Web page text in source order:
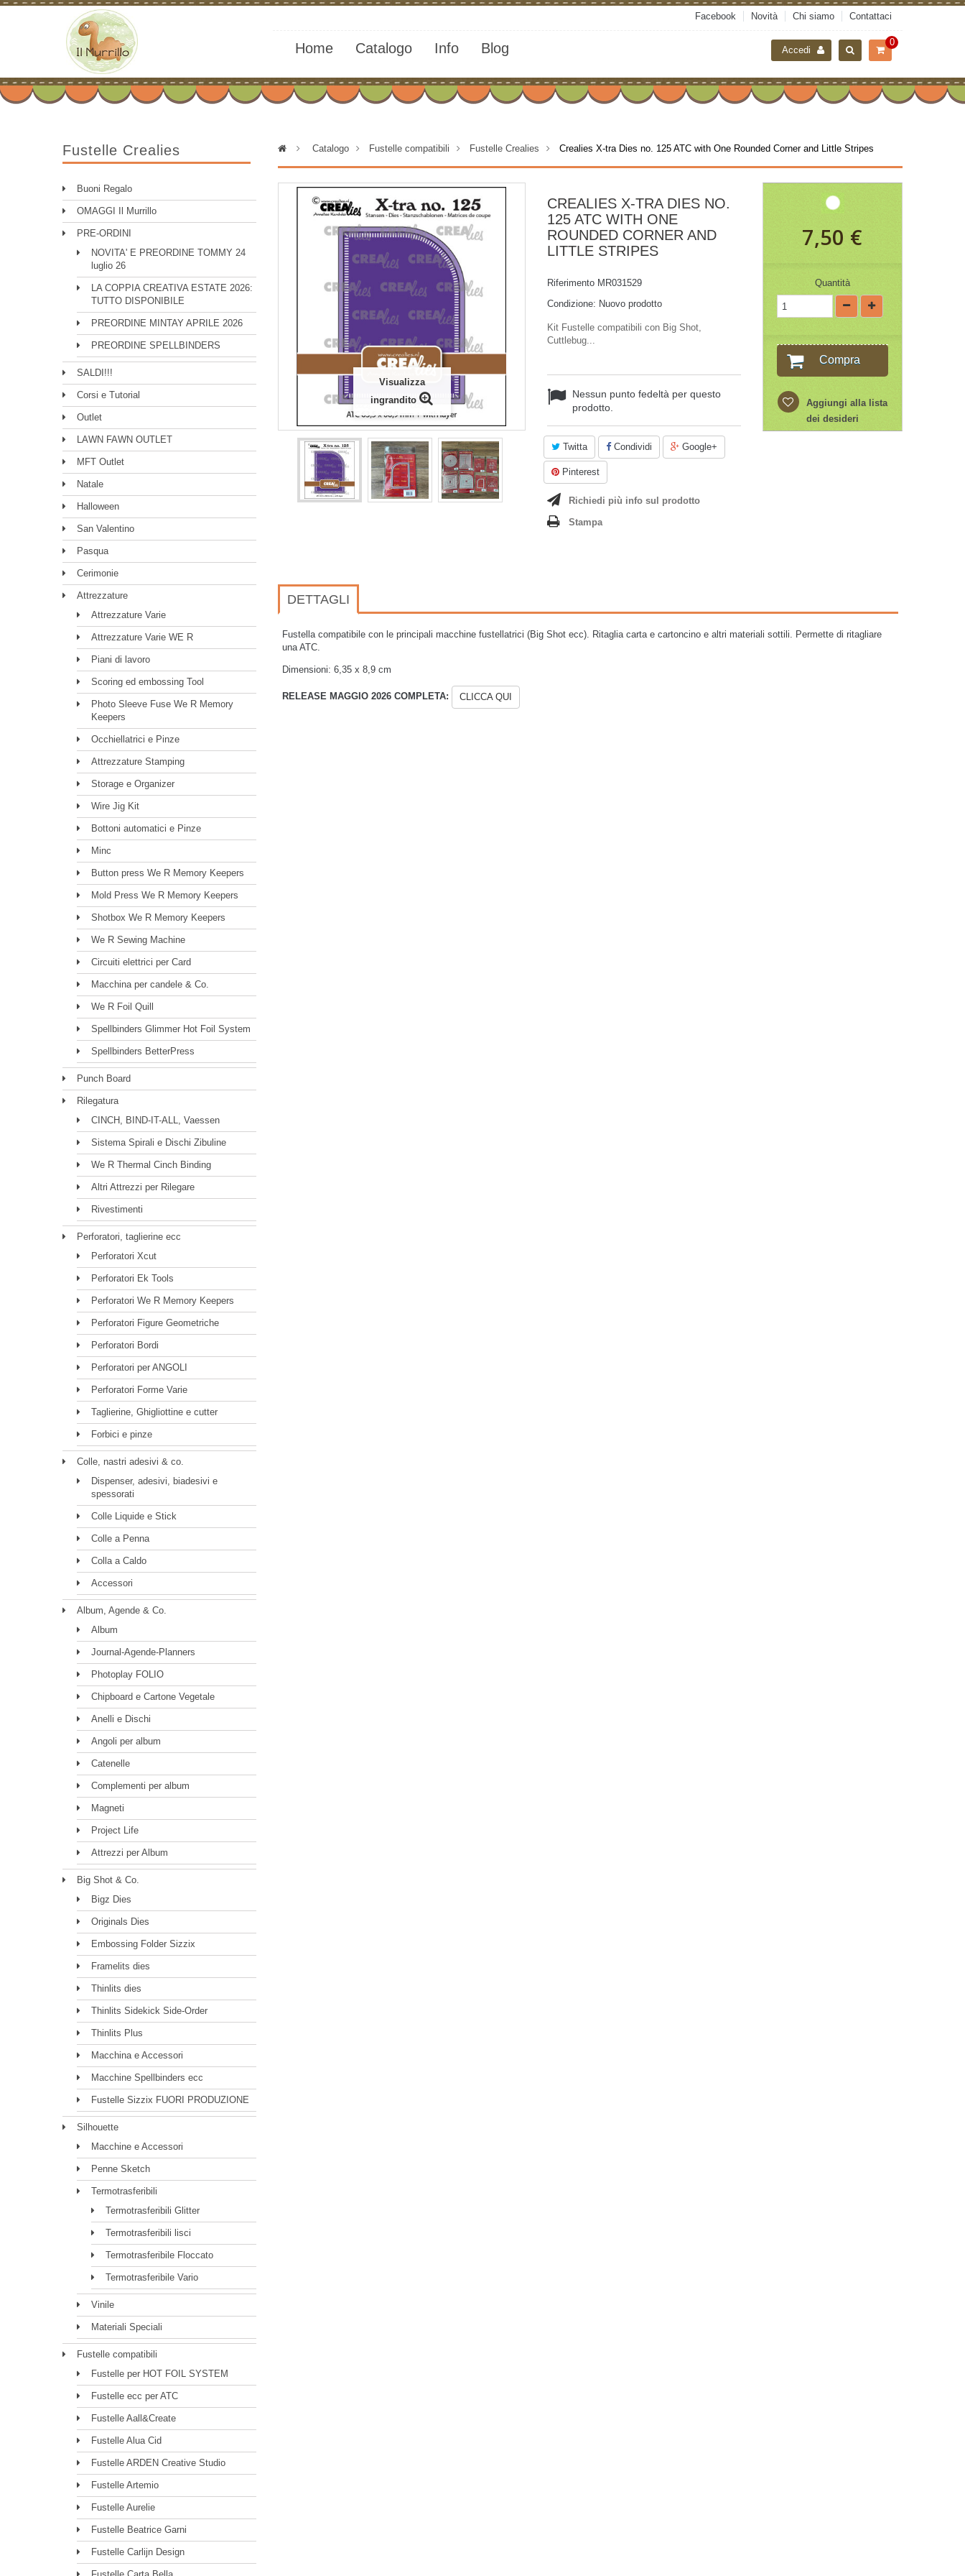
Facebook Novità Chi siamo Contattaci
0
Home Catalogo Info Blog Accedi
Fustelle Crealies
Buoni Regalo
OMAGGI Il Murrillo
PRE-ORDINI
NOVITA' E PREORDINE TOMMY 24
luglio 26
LA COPPIA CREATIVA ESTATE 2026:
TUTTO DISPONIBILE
PREORDINE MINTAY APRILE 2026
PREORDINE SPELLBINDERS
SALDI!!!
Corsi e Tutorial
Outlet
LAWN FAWN OUTLET
MFT Outlet
Natale
Halloween
San Valentino
Pasqua
Cerimonie
Attrezzature
Attrezzature Varie
Attrezzature Varie WE R
Piani di lavoro
Scoring ed embossing Tool
Photo Sleeve Fuse We R Memory
Keepers
Occhiellatrici e Pinze
Attrezzature Stamping
Storage e Organizer
Wire Jig Kit
Bottoni automatici e Pinze
Minc
Button press We R Memory Keepers
Mold Press We R Memory Keepers
Shotbox We R Memory Keepers
We R Sewing Machine
Circuiti elettrici per Card
Macchina per candele & Co.
We R Foil Quill
Spellbinders Glimmer Hot Foil System
Spellbinders BetterPress
Punch Board
Rilegatura
CINCH, BIND-IT-ALL, Vaessen
Sistema Spirali e Dischi Zibuline
We R Thermal Cinch Binding
Altri Attrezzi per Rilegare
Rivestimenti
Perforatori, taglierine ecc
Perforatori Xcut
Perforatori Ek Tools
Perforatori We R Memory Keepers
Perforatori Figure Geometriche
Perforatori Bordi
Perforatori per ANGOLI
Perforatori Forme Varie
Taglierine, Ghigliottine e cutter
Forbici e pinze
Colle, nastri adesivi & co.
Dispenser, adesivi, biadesivi e
spessorati
Colle Liquide e Stick
Colle a Penna
Colla a Caldo
Accessori
Album, Agende & Co.
Album
Journal-Agende-Planners
Photoplay FOLIO
Chipboard e Cartone Vegetale
Anelli e Dischi
Angoli per album
Catenelle
Complementi per album
Magneti
Project Life
Attrezzi per Album
Big Shot & Co.
Bigz Dies
Originals Dies
Embossing Folder Sizzix
Framelits dies
Thinlits dies
Thinlits Sidekick Side-Order
Thinlits Plus
Macchina e Accessori
Macchine Spellbinders ecc
Fustelle Sizzix FUORI PRODUZIONE
Silhouette
Macchine e Accessori
Penne Sketch
Termotrasferibili
Termotrasferibili Glitter
Termotrasferibili lisci
Termotrasferibile Floccato
Termotrasferibile Vario
Vinile
Materiali Speciali
Fustelle compatibili
Fustelle per HOT FOIL SYSTEM
Fustelle ecc per ATC
Fustelle Aall&Create
Fustelle Alua Cid
Fustelle ARDEN Creative Studio
Fustelle Artemio
Fustelle Aurelie
Fustelle Beatrice Garni
Fustelle Carlijn Design
> Catalogo > Fustelle compatibili > Fustelle Crealies > Crealies X-tra Dies no. 125 ATC with One Rounded Corner and Little Stripes
Visualizza
ingrandito
CREALIES X-TRA DIES NO.
125 ATC WITH ONE
ROUNDED CORNER AND
LITTLE STRIPES
Riferimento MR031529
Condizione: Nuovo prodotto
Kit Fustelle compatibili con Big Shot,
Cuttlebug...
Nessun punto fedeltà per questo
prodotto.
Twitta Condividi Google+
Pinterest
Richiedi più info sul prodotto
Stampa
7,50 €
Quantità
Compra
Aggiungi alla lista
dei desideri
DETTAGLI
Fustella compatibile con le principali macchine fustellatrici (Big Shot ecc). Ritaglia carta e cartoncino e altri materiali sottili. Permette di ritagliare
una ATC.
Dimensioni: 6,35 x 8,9 cm
RELEASE MAGGIO 2026 COMPLETA: CLICCA QUI